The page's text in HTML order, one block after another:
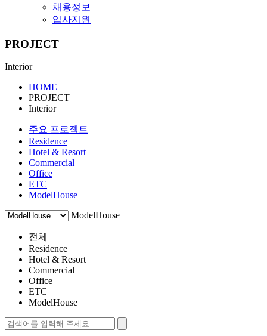
채용정보
입사지원
PROJECT
Interior
HOME
PROJECT
Interior
주요 프로젝트
Residence
Hotel & Resort
Commercial
Office
ETC
ModelHouse
ModelHouse
전체
Residence
Hotel & Resort
Commercial
Office
ETC
ModelHouse